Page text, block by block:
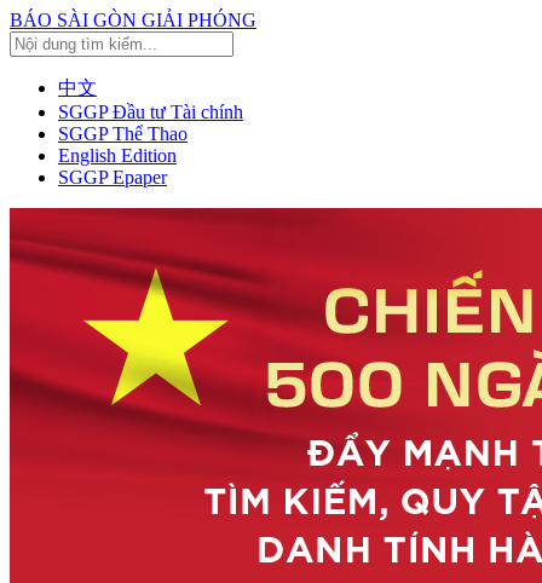
BÁO SÀI GÒN GIẢI PHÓNG
中文
SGGP Đầu tư Tài chính
SGGP Thể Thao
English Edition
SGGP Epaper